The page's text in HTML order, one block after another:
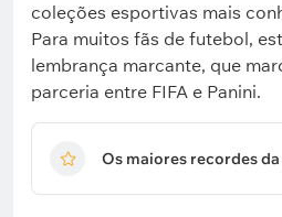
coleções esportivas mais
Para muitos fãs de futebol,
lembrança marcante, que
parceria entre FIFA e Panini.
Os maiores recordes